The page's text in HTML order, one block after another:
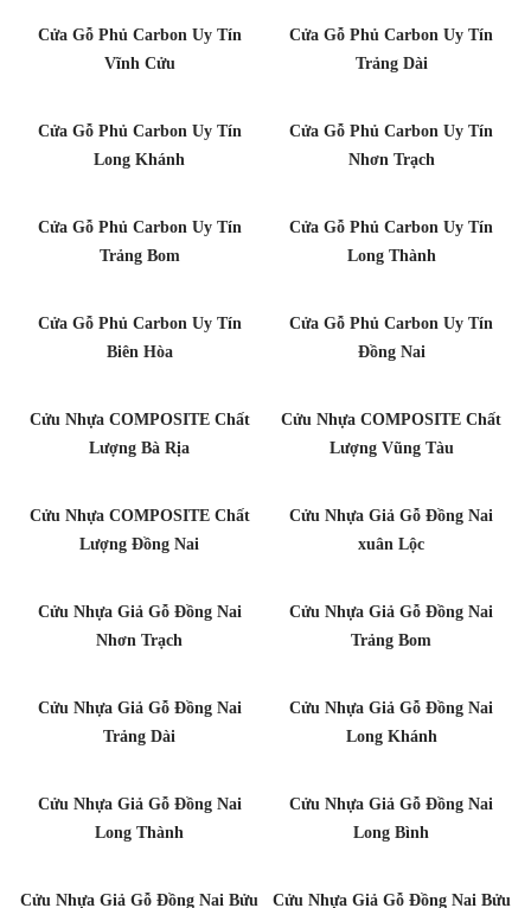
Cửa Gỗ Phủ Carbon Uy Tín
Vĩnh Cửu
Cửa Gỗ Phủ Carbon Uy Tín
Trảng Dài
Cửa Gỗ Phủ Carbon Uy Tín
Long Khánh
Cửa Gỗ Phủ Carbon Uy Tín
Nhơn Trạch
Cửa Gỗ Phủ Carbon Uy Tín
Trảng Bom
Cửa Gỗ Phủ Carbon Uy Tín
Long Thành
Cửa Gỗ Phủ Carbon Uy Tín
Biên Hòa
Cửa Gỗ Phủ Carbon Uy Tín
Đồng Nai
Cửu Nhựa COMPOSITE Chất
Lượng Bà Rịa
Cửu Nhựa COMPOSITE Chất
Lượng Vũng Tàu
Cửu Nhựa COMPOSITE Chất
Lượng Đồng Nai
Cửu Nhựa Giả Gỗ Đồng Nai
xuân Lộc
Cửu Nhựa Giả Gỗ Đồng Nai
Nhơn Trạch
Cửu Nhựa Giả Gỗ Đồng Nai
Trảng Bom
Cửu Nhựa Giả Gỗ Đồng Nai
Trảng Dài
Cửu Nhựa Giả Gỗ Đồng Nai
Long Khánh
Cửu Nhựa Giả Gỗ Đồng Nai
Long Thành
Cửu Nhựa Giả Gỗ Đồng Nai
Long Bình
Cửu Nhựa Giả Gỗ Đồng Nai Bửu Cửu Nhựa Giả Gỗ Đồng Nai Bửu